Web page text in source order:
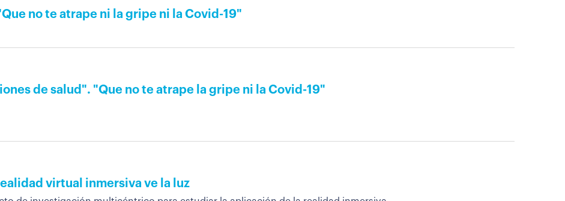
no te atrape ni la gripe ni la Covid-19"
de salud". "Que no te atrape la gripe ni la Covid-19"
virtual inmersiva ve la luz